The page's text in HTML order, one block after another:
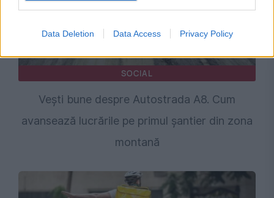
Data Deletion Data Access Privacy Policy
SOCIAL
Vești bune despre Autostrada A8. Cum
avansează lucrările pe primul șantier din zona
montană